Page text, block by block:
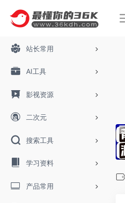
站长常用
AI工具
影视资源
二次元
搜索工具
学习资料
产品常用